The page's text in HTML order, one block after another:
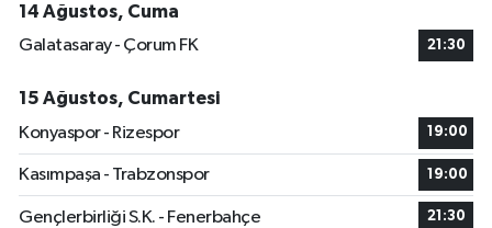
14 Ağustos, Cuma
Galatasaray - Çorum FK
21:30
15 Ağustos, Cumartesi
Konyaspor - Rizespor
19:00
Kasımpaşa - Trabzonspor 19:00
Gençlerbirliği S.K. - Fenerbahçe 21:30